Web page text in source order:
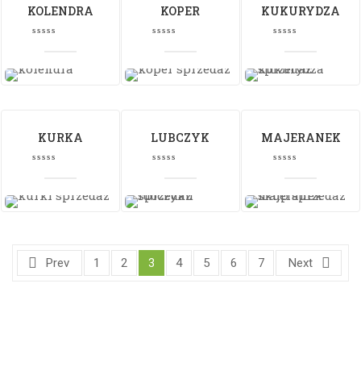
KOLENDRA KOPER KUKURYDZA
KURKA LUBCZYK MAJERANEK
Prev 1 2 3 4 5 6 7 Next